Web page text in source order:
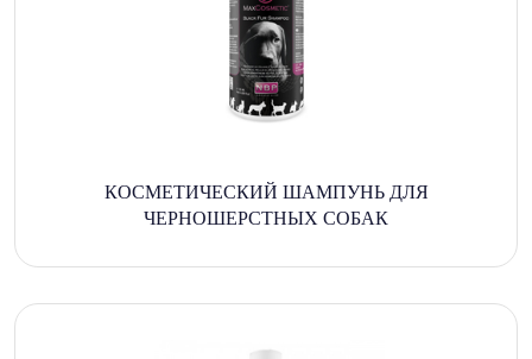
КОСМЕТИЧЕСКИЙ ШАМПУНЬ ДЛЯ
ЧЕРНОШЕРСТНЫХ СОБАК